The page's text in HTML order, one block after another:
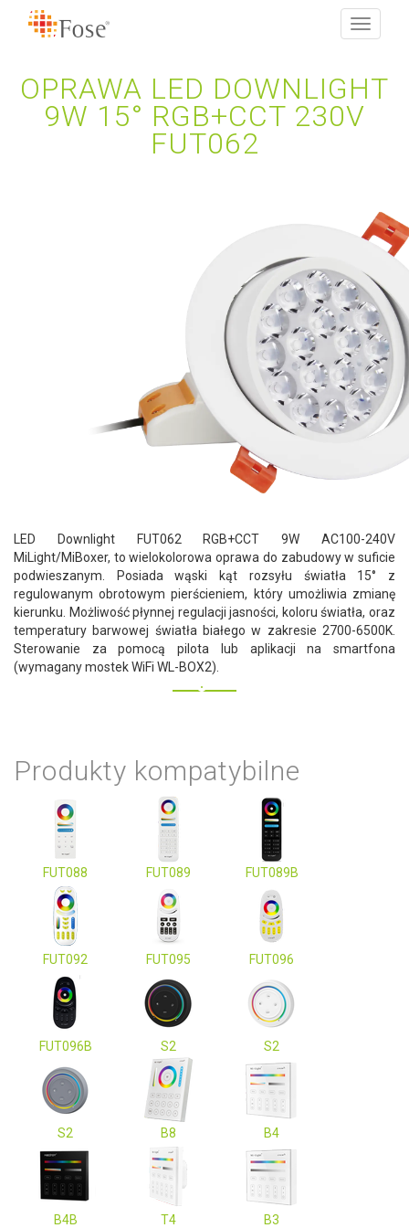
Toggle
OPRAWA LED DOWNLIGHT
9W 15° RGB+CCT 230V
FUT062
LED Downlight FUT062 RGB+CCT 9W AC100-240V
MiLight/MiBoxer, to wielokolorowa oprawa do zabudowy w suficie
podwieszanym. Posiada wąski kąt rozsyłu światła 15° z
regulowanym obrotowym pierścieniem, który umożliwia zmianę
kierunku. Możliwość płynnej regulacji jasności, koloru światła, oraz
temperatury barwowej światła białego w zakresie 2700-6500K.
Sterowanie za pomocą pilota lub aplikacji na smartfona
(wymagany mostek WiFi WL-BOX2).
Produkty kompatybilne
FUT088 FUT089 FUT089B
FUT092 FUT095 FUT096
FUT096B S2 S2
S2 B8 B4
B4B T4 B3